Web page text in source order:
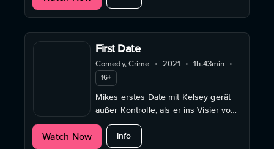
schwieriger wird.
First Date
Comedy, Crime • 2021 • 1h.43min •
16+
Mikes erstes Date mit Kelsey gerät
außer Kontrolle, als er ins Visier von
Kriminellen, Polizisten und einer
verrückten Katzenlady gerät.
Watch Now Infoabout First Date